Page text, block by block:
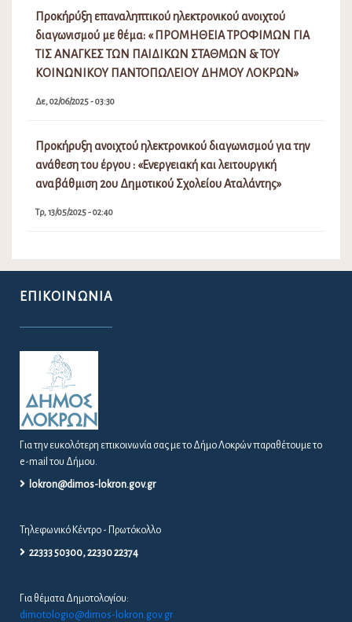
Προκήρύξη επαναληπτικού ηλεκτρονικού ανοιχτού
διαγωνισμού με θέμα: « ΠΡΟΜΗΘΕΙΑ ΤΡΟΦΙΜΩΝ ΓΙΑ
ΤΙΣ ΑΝΑΓΚΕΣ ΤΩΝ ΠΑΙΔΙΚΩΝ ΣΤΑΘΜΩΝ & ΤΟΥ
ΚΟΙΝΩΝΙΚΟΥ ΠΑΝΤΟΠΩΛΕΙΟΥ ΔΗΜΟΥ ΛΟΚΡΩΝ»
Δε, 02/06/2025 - 03:30
Προκήρυξη ανοιχτού ηλεκτρονικού διαγωνισμού για την
ανάθεση του έργου : «Ενεργειακή και λειτουργική
αναβάθμιση 2ου Δημοτικού Σχολείου Αταλάντης»
Τρ, 13/05/2025 - 02:40
ΕΠΙΚΟΙΝΩΝΊΑ
Για την ευκολότερη επικοινωνία σας με το Δήμο Λοκρών παραθέτουμε το
e-mail του Δήμου.
lokron@dimos-lokron.gov.gr
Τηλεφωνικό Κέντρο - Πρωτόκολλο
22333 50300, 22330 22374
Για θέματα Δημοτολογίου:
dimotologio@dimos-lokron.gov.gr